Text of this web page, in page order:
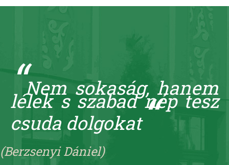
“Nem sokaság, hanem
lélek s szabad nép tesz
csuda dolgokat“
(Berzsenyi Dániel)